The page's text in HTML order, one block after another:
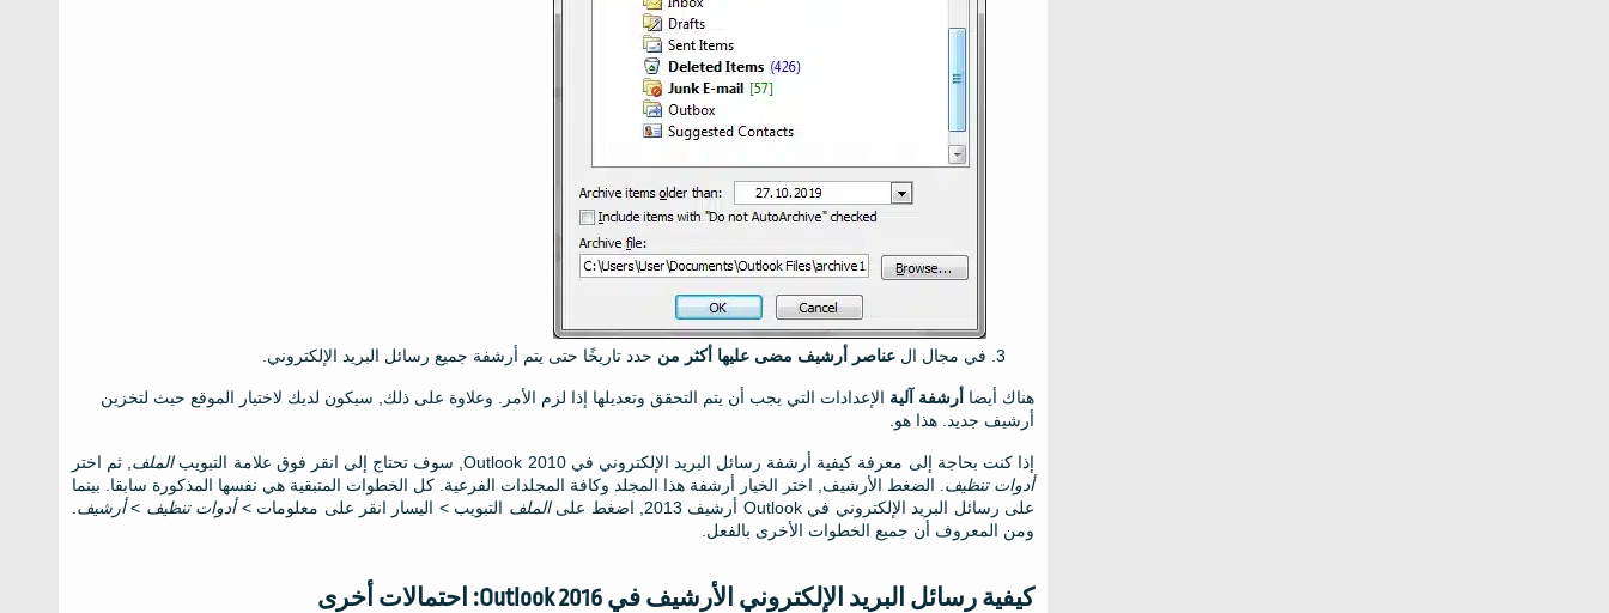
في مجال ال عناصر أرشيف مضى عليها أكثر من حدد تاريخًا حتى يتم أرشفة جميع رسائل البريد الإلكتروني.
هناك أيضا أرشفة آلية الإعدادات التي يجب أن يتم التحقق وتعديلها إذا لزم الأمر. وعلاوة على ذلك, سيكون لديك لاختيار الموقع حيث لتخزين
أرشيف جديد. هذا هو.
إذا كنت بحاجة إلى معرفة كيفية أرشفة رسائل البريد الإلكتروني في Outlook 2010, سوف تحتاج إلى انقر فوق علامة التبويب الملف , ثم اختر
أدوات تنظيف . الضغط الأرشيف, اختر الخيار أرشفة هذا المجلد وكافة المجلدات الفرعية. كل الخطوات المتبقية هي نفسها المذكورة سابقا. بينما
على رسائل البريد الإلكتروني في Outlook أرشيف 2013, اضغط على
الملف التبويب > اليسار انقر على معلومات >أدوات تنظيف >أرشيف
ومن المعروف أن جميع الخطوات الأخرى بالفعل.
كيفية رسائل البريد الإلكتروني الأرشيف في Outlook 2016: احتمالات أخرى